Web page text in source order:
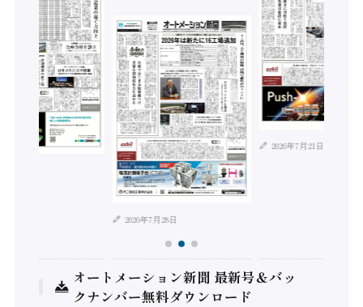
2026年7月28日
2026年7月21日
オートメーション新聞 最新号＆バッ
クナンバー無料ダウンロード